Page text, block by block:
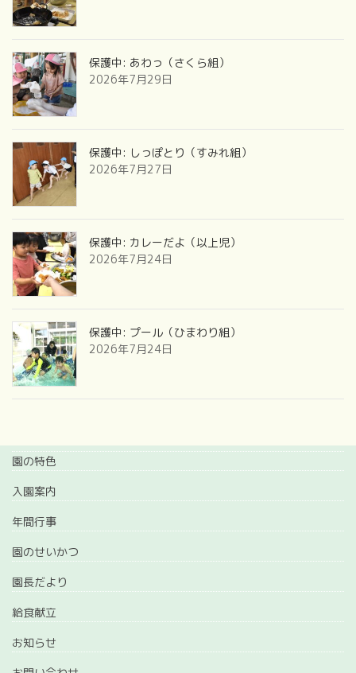
保護中: あわっ（さくら組）
2026年7月29日
保護中: しっぽとり（すみれ組）
2026年7月27日
保護中: カレーだよ（以上児）
2026年7月24日
保護中: プール（ひまわり組）
2026年7月24日
園の特色
入園案内
年間行事
園のせいかつ
園長だより
給食献立
お知らせ